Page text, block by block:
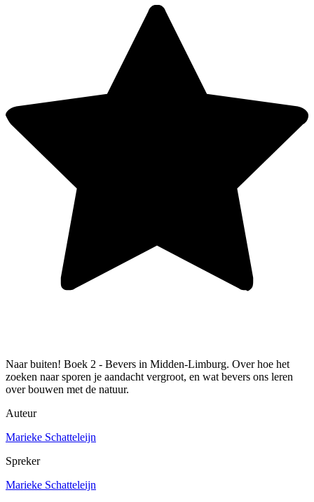
Naar buiten! Boek 2 - Bevers in Midden-Limburg. Over hoe het
zoeken naar sporen je aandacht vergroot, en wat bevers ons leren
over bouwen met de natuur.
Auteur
Marieke Schatteleijn
Spreker
Marieke Schatteleijn